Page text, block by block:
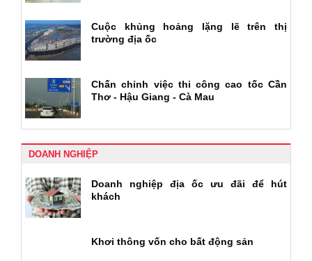
Cuộc khủng hoảng lặng lẽ trên thị
trường địa ốc
Chấn chỉnh việc thi công cao tốc Cần
Thơ - Hậu Giang - Cà Mau
DOANH NGHIỆP
Doanh nghiệp địa ốc ưu đãi để hút
khách
Khơi thông vốn cho bất động sản